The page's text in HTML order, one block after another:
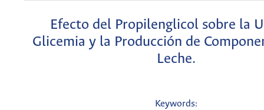
Efecto del Propilenglicol sobre la
Glicemia y la Producción de
Leche.
Keywords: